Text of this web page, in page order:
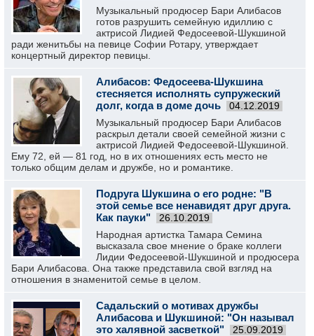
Музыкальный продюсер Бари Алибасов
готов разрушить семейную идиллию с
актрисой Лидией Федосеевой-Шукшиной
ради женитьбы на певице Софии Ротару, утверждает
концертный директор певицы.
Алибасов: Федосеева-Шукшина
стесняется исполнять супружеский
долг, когда в доме дочь
04.12.2019
Музыкальный продюсер Бари Алибасов
раскрыл детали своей семейной жизни с
актрисой Лидией Федосеевой-Шукшиной.
Ему 72, ей — 81 год, но в их отношениях есть место не
только общим делам и дружбе, но и романтике.
Подруга Шукшина о его родне: "В
этой семье все ненавидят друг друга.
Как пауки"
26.10.2019
Народная артистка Тамара Семина
высказала свое мнение о браке коллеги
Лидии Федосеевой-Шукшиной и продюсера
Бари Алибасова. Она также представила свой взгляд на
отношения в знаменитой семье в целом.
Садальский о мотивах дружбы
Алибасова и Шукшиной: "Он называл
это халявной засветкой"
25.09.2019